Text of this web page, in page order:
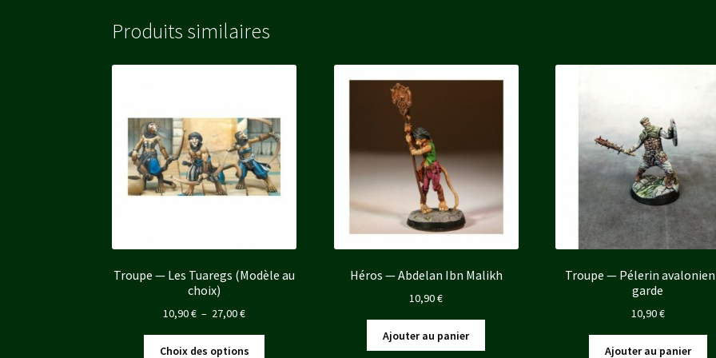
Produits similaires
Troupe — Les Tuaregs (Modèle au
choix)
10,90€ – 27,00€Plage
prix :
Choix des options
Héros — Abdelan Ibn Malikh
10,90€
Ajouter au panier
Troupe — Pélerin
garde
10,90€
Ajouter au panier